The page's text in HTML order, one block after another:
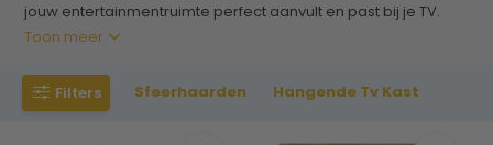
jouw entertainmentruimte perfect aanvult en past bij je TV.
Toon meer
Filters Sfeerhaarden Hangende Tv Kast